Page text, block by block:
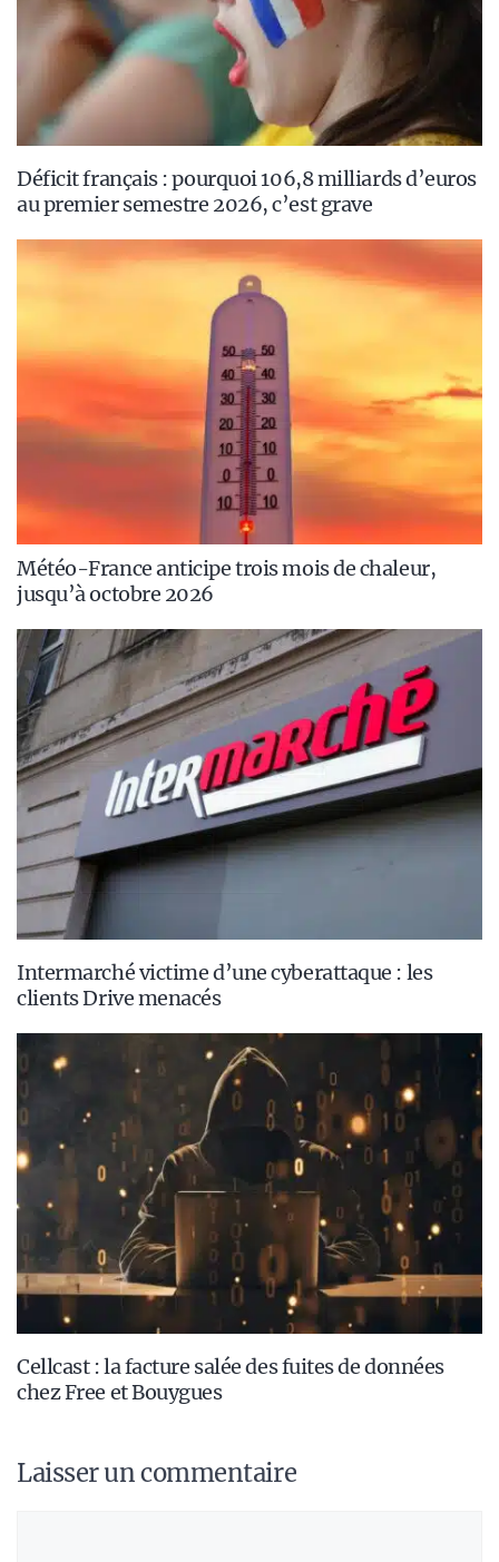
Déficit français : pourquoi 106,8 milliards d’euros
au premier semestre 2026, c’est grave
Météo-France anticipe trois mois de chaleur,
jusqu’à octobre 2026
Intermarché victime d’une cyberattaque : les
clients Drive menacés
Cellcast : la facture salée des fuites de données
chez Free et Bouygues
Laisser un commentaire